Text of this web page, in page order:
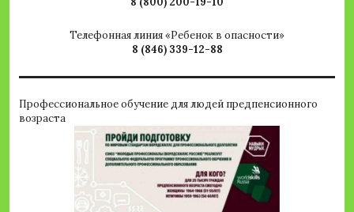
Телефонная линия «Ребенок в опасности»
8 (846) 339-12-88
Профессиональное обучение для людей предпенсионного
возраста